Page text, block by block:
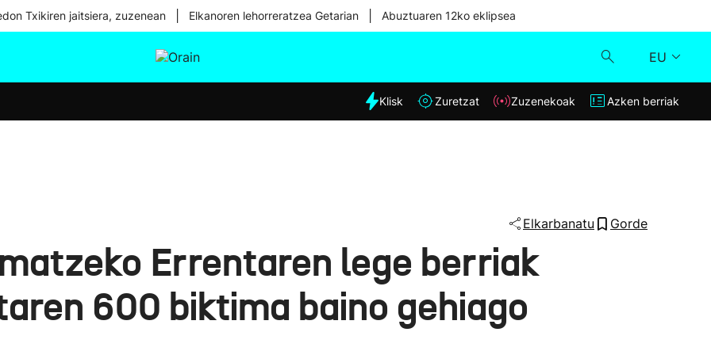
Txikiren jaitsiera, zuzenean Elkanoren lehorreratzea Getarian Abuztuaren 12ko eklipsea
EU
Eguraldia
Klisk
Klisk Zuretzat Zuzenekoak Azken berriak
Elkarbanatu Gorde
Errentaren lege berriak
600 biktima baino gehiago